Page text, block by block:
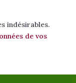
indésirables.
de vos